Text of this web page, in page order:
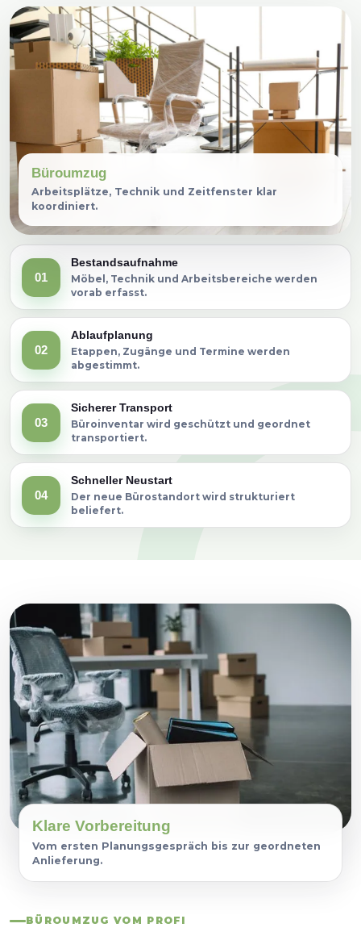
Büroumzug
Arbeitsplätze, Technik und Zeitfenster klar
koordiniert.
01
Bestandsaufnahme
Möbel, Technik und Arbeitsbereiche werden
vorab erfasst.
02
Ablaufplanung
Etappen, Zugänge und Termine werden
abgestimmt.
03
Sicherer Transport
Büroinventar wird geschützt und geordnet
transportiert.
04
Schneller Neustart
Der neue Bürostandort wird strukturiert
beliefert.
Klare Vorbereitung
Vom ersten Planungsgespräch bis zur geordneten
Anlieferung.
BÜROUMZUG VOM PROFI